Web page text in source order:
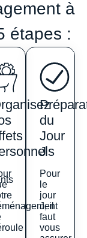
à
étapes :
du
Jour
J
Pour
le
jour
J, il
faut
vous